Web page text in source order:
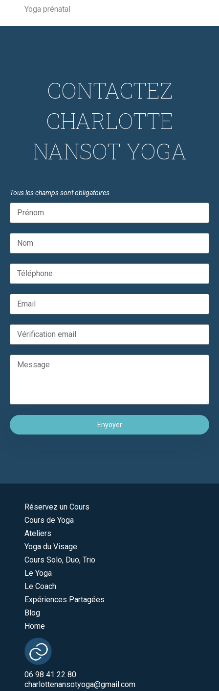
Yoga prénatal
CONTACTEZ
CHARLOTTE
NANSOT YOGA
Tous les champs sont obligatoires
Enyoyer
Réservez un Cours
Cours de Yoga
Ateliers
Yoga du Visage
Cours Solo, Duo, Trio
Le Yoga
Le Coach
Expériences Partagées
Blog
Home
06 98 41 22 80
charlottenansotyoga@gmail.com